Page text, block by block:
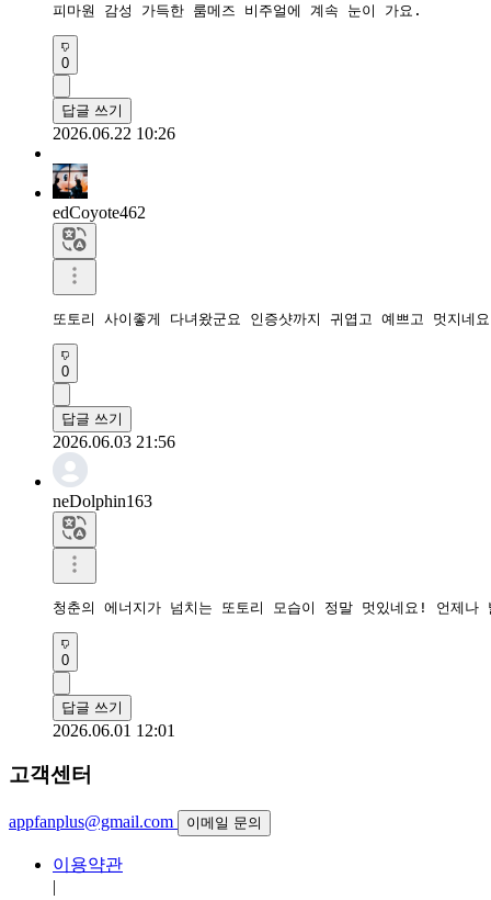
피마원 감성 가득한 룸메즈 비주얼에 계속 눈이 가요.
0
답글 쓰기
2026.06.22 10:26
edCoyote462
또토리 사이좋게 다녀왔군요 인증샷까지 귀엽고 예쁘고 멋지네요
0
답글 쓰기
2026.06.03 21:56
neDolphin163
청춘의 에너지가 넘치는 또토리 모습이 정말 멋있네요! 언제
0
답글 쓰기
2026.06.01 12:01
고객센터
appfanplus@gmail.com 이메일 문의
이용약관
|